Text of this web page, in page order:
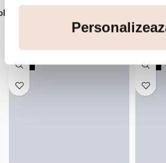
Accesorii din aceeasi
-30% -30%